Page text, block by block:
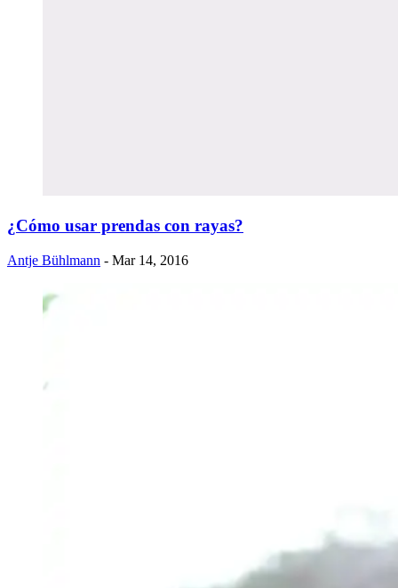
¿Cómo usar prendas con rayas?
Antje Bühlmann - Mar 14, 2016